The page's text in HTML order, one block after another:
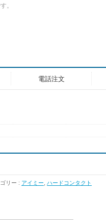
。
電話注文
リー : アイミー ハードコンタクト